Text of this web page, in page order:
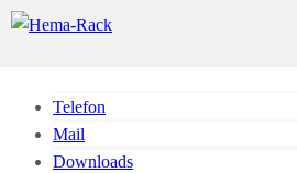
Telefon
Mail
Downloads